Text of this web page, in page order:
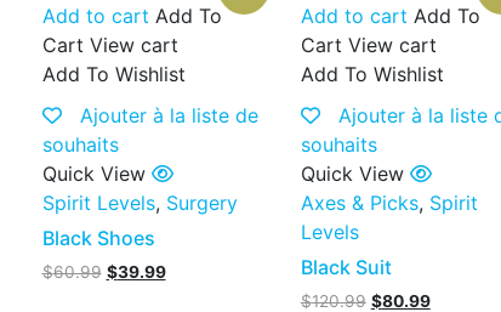
Add to cart Add To
Cart View cart
Add To Wishlist
Ajouter à la liste de
souhaits
Quick View
Spirit Levels, Surgery
Black Shoes
$60.99 $39.99
Add to cart Add To
Cart View cart
Add To Wishlist
Ajouter à la liste
souhaits
Quick View
Axes & Picks, Spirit
Levels
Black Suit
$120.99 $80.99